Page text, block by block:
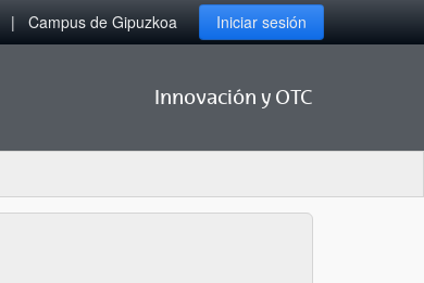
Campus de Gipuzkoa Iniciar sesión
Innovación y OTC